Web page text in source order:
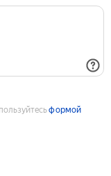
формой